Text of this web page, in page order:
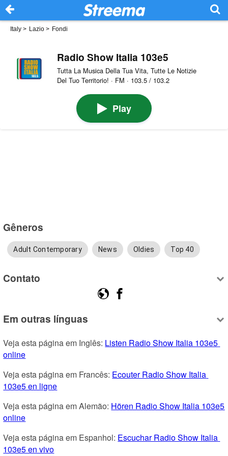
Italy > Lazio > Fondi
Radio Show Italia 103e5
Tutta La Musica Della Tua Vita, Tutte Le Notizie
Del Tuo Territorio! · FM · 103.5 / 103.2
Play
Gêneros
Adult Contemporary News Oldies Top 40
Contato
Em outras línguas
Veja esta página em Inglês: Listen Radio Show Italia 103e5
online
Veja esta página em Francês: Ecouter Radio Show Italia
103e5 en ligne
Veja esta página em Alemão: Hören Radio Show Italia 103e5
online
Veja esta página em Espanhol: Escuchar Radio Show Italia
103e5 en vivo